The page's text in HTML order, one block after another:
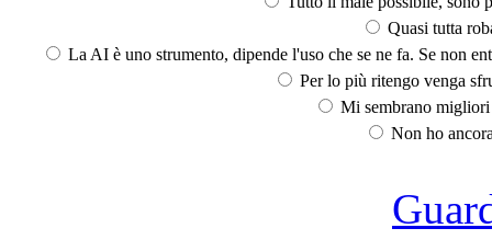
Quasi tutta
La AI è uno strumento, dipende l'uso che se ne fa. Se non
Per lo più ritengo venga
Mi sembrano
Non ho